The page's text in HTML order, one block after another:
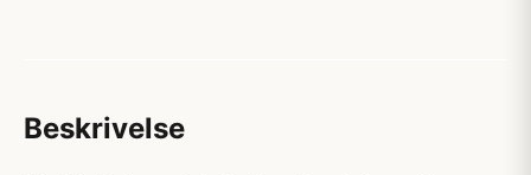
Beskrivelse